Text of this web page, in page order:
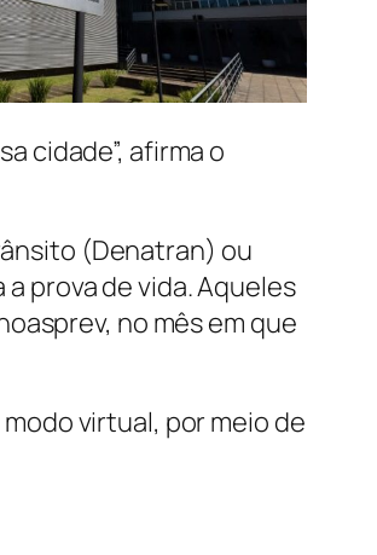
cidade”, afirma o
(Denatran) ou
prova de vida. Aqueles
no mês em que
virtual, por meio de